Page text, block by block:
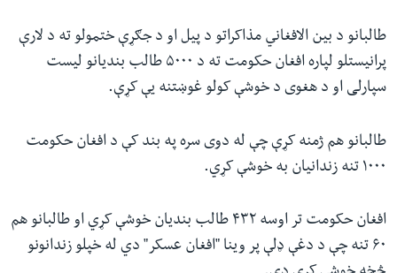
طالبانو د بین الافغاني مذاکراتو د پیل او د جګړې ختمولو ته د لارې
پرانیستلو لپاره افغان حکومت ته د ۵۰۰۰ طالب بندیانو لیست
سپارلی او د هغوی د خوشې کولو غوښتنه یې کړې.
طالبانو هم ژمنه کړې چې له دوی سره په بند کې د افغان حکومت
۱۰۰۰ تنه زندانیان به خوشې کړي.
افغان حکومت تر اوسه ۴۳۲ طالب بندیان خوشې کړي او طالبانو هم
۶۰ تنه چې د دغې ډلې پر وینا "افغان عسکر" دي له خپلو زندانونو